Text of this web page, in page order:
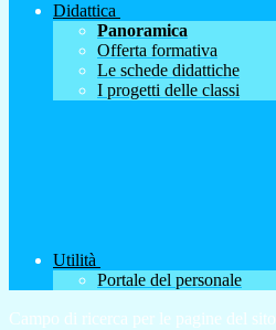
Didattica
Panoramica
Offerta formativa
Le schede didattiche
I progetti delle classi
Utilità
Portale del personale
Campo di ricerca per le pagine del sito